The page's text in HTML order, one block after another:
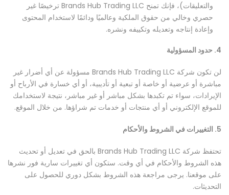
والتعليقات)، فإنك تمنح Brands Hub Trading LLC ترخيصًا غير
حصري وخالي من حقوق الملكية وعالميًا ودائمًا لاستخدام المحتوى
وإعادة إنتاجه وتعديله وتكييفه ونشره.
4. حدود المسؤولية
لن تكون شركة Brands Hub Trading LLC مسؤولة عن أي أضرار غير
مباشرة أو عرضية أو خاصة أو تبعية أو تأديبية، أو أي خسارة في الأرباح أو
الإيرادات، سواء تم تكبدها بشكل مباشر أو غير مباشر، نتيجة لاستخدامك
للموقع الإلكتروني أو أي منتجات أو خدمات تم شراؤها. من خلال الموقع.
5. التغييرات في الشروط والأحكام
تحتفظ شركة Brands Hub Trading LLC بالحق في تعديل أو تحديث
هذه الشروط والأحكام في أي وقت. ستكون أي تغييرات سارية فور نشرها
على موقعنا. يرجى مراجعة هذه الشروط بشكل دوري للحصول على
التحديثات.
How can we help you?